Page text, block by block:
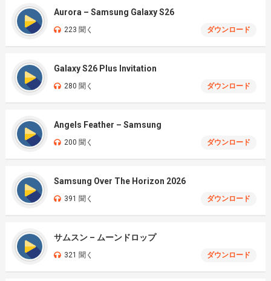
Aurora – Samsung Galaxy S26
223 聞く ダウンロード
Galaxy S26 Plus Invitation
280 聞く ダウンロード
Angels Feather – Samsung
200 聞く ダウンロード
Samsung Over The Horizon 2026
391 聞く ダウンロード
サムスン – ムーンドロップ
321 聞く ダウンロード